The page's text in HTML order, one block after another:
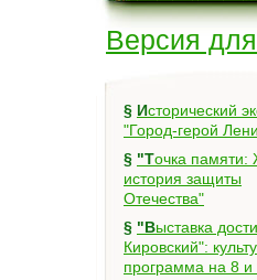
Версия
§ Исторический экскурс
"Город-герой
§ "Точка памяти: Живая
история защиты
Отечества"
§ "Выставка достижений:
Кировский":
программа на 8 и